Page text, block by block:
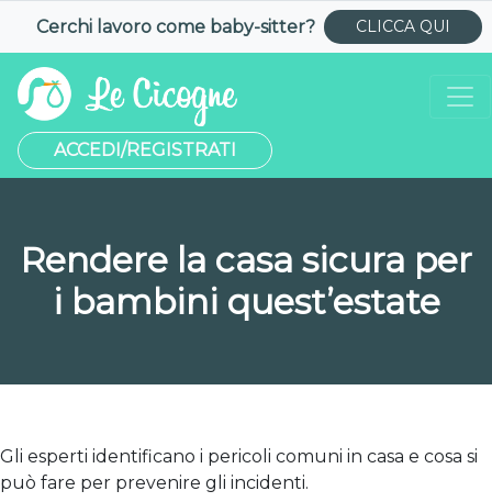
Cerchi lavoro come baby-sitter? CLICCA QUI
ACCEDI/REGISTRATI
Rendere la casa sicura per
i bambini quest’estate
Gli esperti identificano i pericoli comuni in casa e cosa si
può fare per prevenire gli incidenti.